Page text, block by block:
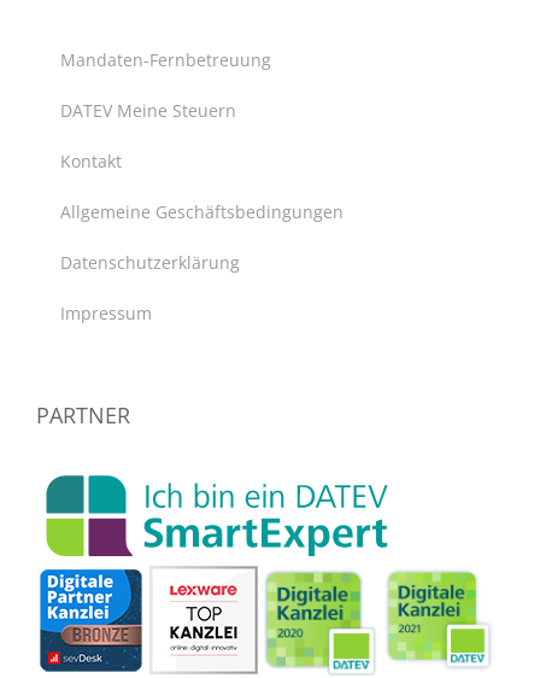
Mandaten-Fernbetreuung
DATEV Meine Steuern
Kontakt
Allgemeine Geschäftsbedingungen
Datenschutzerklärung
Impressum
PARTNER